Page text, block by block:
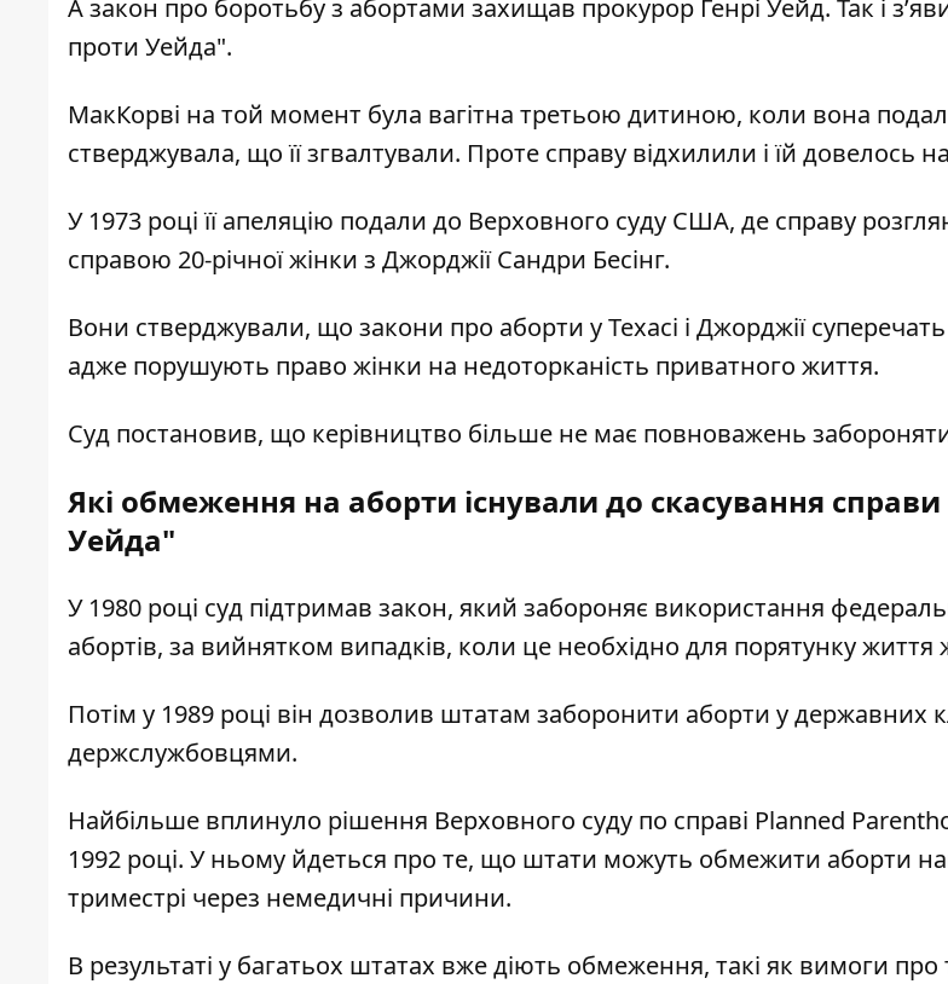
А закон про боротьбу з абортами захищав прокурор Генрі Уейд. Так і
проти Уейда".
МакКорві на той момент була вагітна третьою дитиною, коли вона
стверджувала, що її згвалтували. Проте справу відхилили і їй довелось
У 1973 році її апеляцію подали до Верховного суду США, де справу
справою 20-річної жінки з Джорджії Сандри Бесінг.
Вони стверджували, що закони про аборти у Техасі і Джорджії
адже порушують право жінки на недоторканість приватного життя.
Суд постановив, що керівництво більше не має повноважень
Які обмеження на аборти існували до скасування
Уейда"
У 1980 році суд підтримав закон, який забороняє використання
абортів, за вийнятком випадків, коли це необхідно для порятунку життя
Потім у 1989 році він дозволив штатам заборонити аборти у державних
держслужбовцями.
Найбільше вплинуло рішення Верховного суду по справі Planned
1992 році. У ньому йдеться про те, що штати можуть обмежити аборти
триместрі через немедичні причини.
В результаті у багатьох штатах вже діють обмеження, такі як вимоги